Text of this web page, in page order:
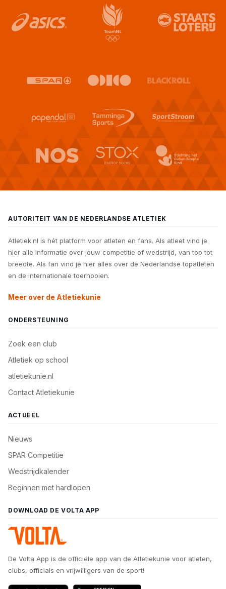
AUTORITEIT VAN DE NEDERLANDSE ATLETIEK
Atletiek.nl is hét platform voor atleten en fans. Als atleet vind je
hier alle informatie over jouw competitie of wedstrijd, van top tot
breedte. Als fan vind je hier alles over de Nederlandse topatleten
en de internationale toernooien.
Meer over de Atletiekunie
ONDERSTEUNING
Zoek een club
Atletiek op school
atletiekunie.nl
Contact Atletiekunie
ACTUEEL
Nieuws
SPAR Competitie
Wedstrijdkalender
Beginnen met hardlopen
DOWNLOAD DE VOLTA APP
De Volta App is de officiële app van de Atletiekunie voor atleten,
clubs, officials en vrijwilligers van de sport!